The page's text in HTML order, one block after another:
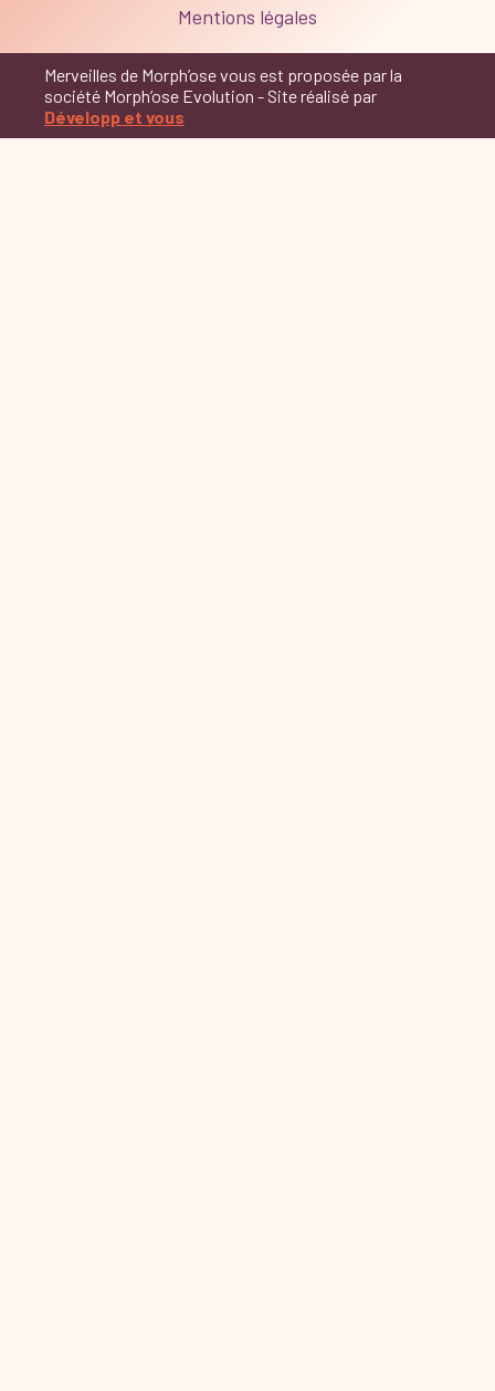
Mentions légales
Merveilles de Morph’ose vous est proposée par la
société Morph’ose Evolution - Site réalisé par
Développ et vous